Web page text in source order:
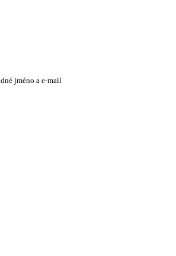
jméno a e-mail